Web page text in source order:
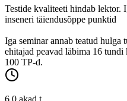
Testide kvaliteeti hindab lektor.
inseneri täiendusõppe punktid
Iga seminar annab teatud hulga
ehitajad peavad läbima 16
100 TP-d.
6,0 akad.t.